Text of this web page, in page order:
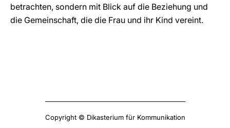
betrachten, sondern mit Blick auf die Beziehung und
die Gemeinschaft, die die Frau und ihr Kind vereint.
Copyright © Dikasterium für Kommunikation